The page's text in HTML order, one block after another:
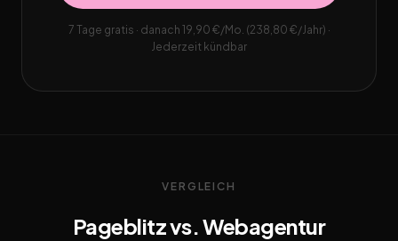
7 Tage gratis · danach 19,90 €/Mo. (238,80 €/Jahr) ·
Jederzeit kündbar
VERGLEICH
Pageblitz vs. Webagentur